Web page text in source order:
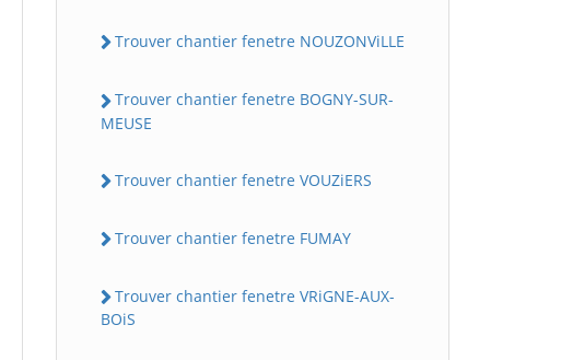
Trouver chantier fenetre NOUZONViLLE
Trouver chantier fenetre BOGNY-SUR-
MEUSE
Trouver chantier fenetre VOUZiERS
Trouver chantier fenetre FUMAY
Trouver chantier fenetre VRiGNE-AUX-
BOiS